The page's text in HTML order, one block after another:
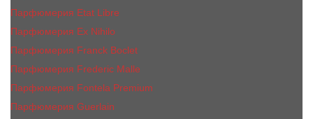
Парфюмерия Etat Libre
Парфюмерия Ex Nihilo
Парфюмерия Franck Boclet
Парфюмерия Frеderic Mаlle
Парфюмерия Fontela Premium
Парфюмерия Guerlain